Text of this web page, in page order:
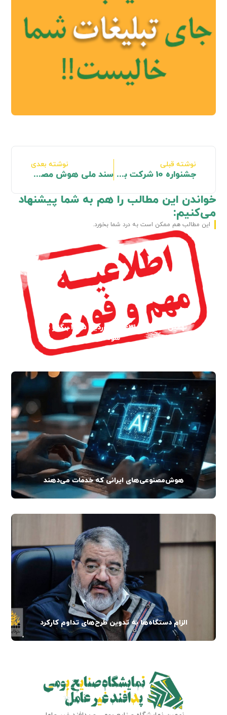
نوشته قبلی
جشنواره 10 شرکت برتر امنیتی برگزار می شود
نوشته بعدی
سند ملی هوش مصنوعی ابلاغ شد
خواندن این مطالب را هم به شما پیشنهاد
می‌کنیم:
این مطالب هم ممکن است به درد شما بخورد.
نهمین نمایشگاه 31-28 فروردین 1405 برگزار می
شود
هوش‌مصنوعی‌های ایرانی که خدمات می‌دهند
الزام دستگاه‌ها به تدوین طرح‌های تداوم کارکرد